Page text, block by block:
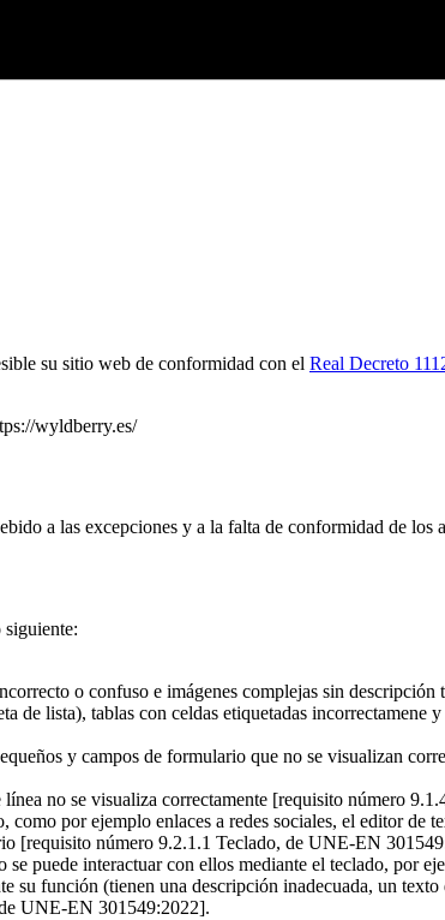
su sitio web de conformidad con el Real Decreto
wyldberry.es/
a las excepciones y a la falta de conformidad de los
siguiente:
o confuso e imágenes complejas sin
de lista), tablas con celdas etiquetadas
y campos de formulario que no se visualizan
no se visualiza correctamente [requisito número
como por ejemplo enlaces a redes sociales, el editor de
[requisito número 9.2.1.1 Teclado, de UNE-EN
se puede interactuar con ellos mediante el teclado,
su función (tienen una descripción inadecuada, un
UNE-EN 301549:2022].